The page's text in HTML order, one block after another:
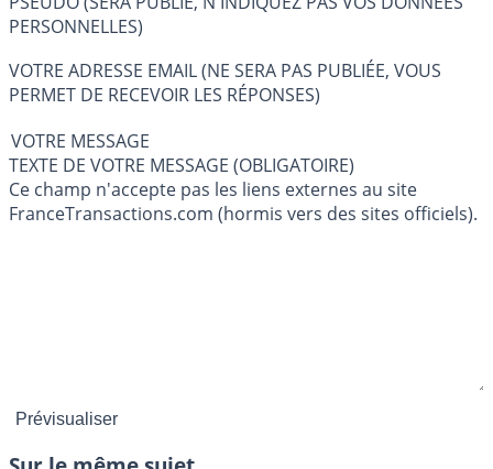
PERSONNELLES)
VOTRE ADRESSE EMAIL (NE SERA PAS PUBLIÉE, VOUS
PERMET DE RECEVOIR LES RÉPONSES)
VOTRE MESSAGE
TEXTE DE VOTRE MESSAGE (OBLIGATOIRE)
Ce champ n'accepte pas les liens externes au site
FranceTransactions.com (hormis vers des sites officiels).